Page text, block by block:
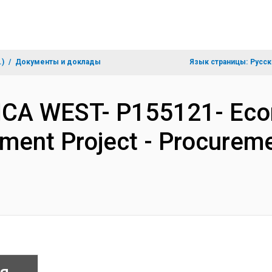
Документы и доклады Язык страницы:
WEST- P155121-
Project -